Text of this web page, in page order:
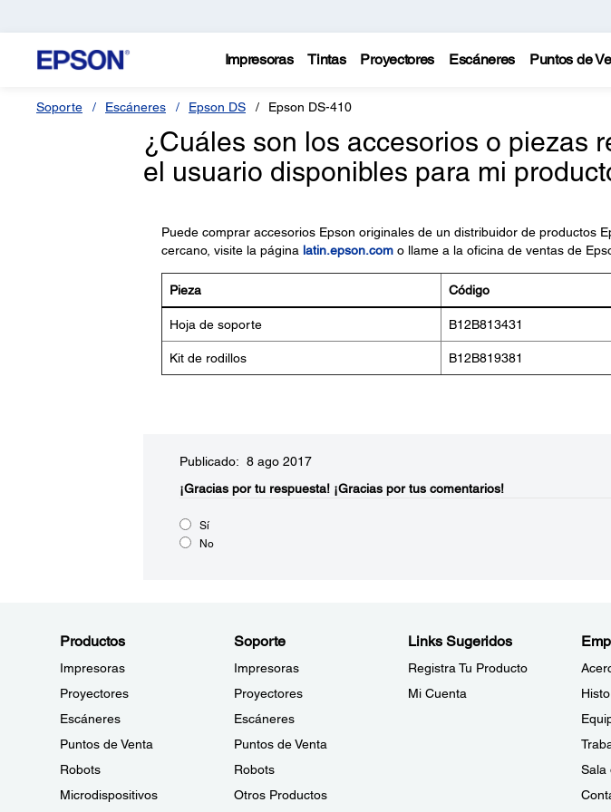
Impresoras Tintas Proyectores Escáneres Puntos de
Soporte Escáneres Epson DS Epson DS-410
¿Cuáles son los accesorios o piezas
el usuario disponibles para mi
Puede comprar accesorios Epson originales de un distribuidor de productos
cercano, visite la página latin.epson.como llame a la oficina de ventas de
Pieza Código
Hoja de soporte B12B813431
Kit de rodillos B12B819381
Publicado: 8 ago 2017
¡Gracias por tu respuesta! ¡Gracias por tus comentarios!
Sí
No
Productos
Impresoras
Proyectores
Escáneres
Puntos de Venta
Robots
Microdispositivos
Soporte
Impresoras
Proyectores
Escáneres
Puntos de Venta
Robots
Otros Productos
Links Sugeridos
Registra Tu Producto
Mi Cuenta
Sala